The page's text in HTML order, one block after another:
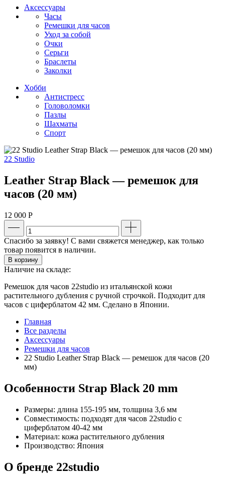
Аксессуары
Часы
Ремешки для часов
Уход за собой
Очки
Серьги
Браслеты
Заколки
Хобби
Антистресс
Головоломки
Пазлы
Шахматы
Спорт
22 Studio
Leather Strap Black — ремешок для
часов (20 мм)
12 000 Р
Спасибо за заявку! С вами свяжется менеджер, как только
товар появится в наличии.
В корзину
Наличие на складе:
Ремешок для часов 22studio из итальянской кожи
растительного дубления с ручной строчкой. Подходит для
часов с циферблатом 42 мм. Сделано в Японии.
Главная
Все разделы
Аксессуары
Ремешки для часов
22 Studio Leather Strap Black — ремешок для часов (20
мм)
Особенности Strap Black 20 mm
Размеры: длина 155-195 мм, толщина 3,6 мм
Совместимость: подходят для часов 22studio с
циферблатом 40-42 мм
Материал: кожа растительного дубления
Производство: Япония
О бренде 22studio